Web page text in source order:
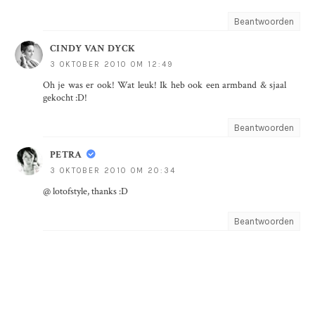
Beantwoorden
CINDY VAN DYCK
3 OKTOBER 2010 OM 12:49
Oh je was er ook! Wat leuk! Ik heb ook een armband & sjaal
gekocht :D!
Beantwoorden
PETRA
3 OKTOBER 2010 OM 20:34
@ lotofstyle, thanks :D
Beantwoorden